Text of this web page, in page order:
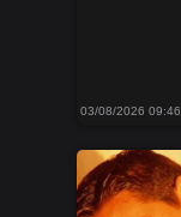
03/08/2026 09:46